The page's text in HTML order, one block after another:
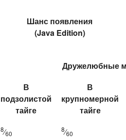
Шанс появления
(Java Edition)
Дружелюбные
В
подзолистой
тайге
В
крупномерной
тайге
8⁄60
8⁄60